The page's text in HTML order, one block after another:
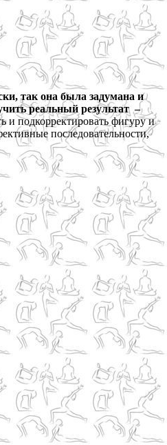
так она была задумана и
реальный результат –
и подкорректировать фигуру и
последовательности,